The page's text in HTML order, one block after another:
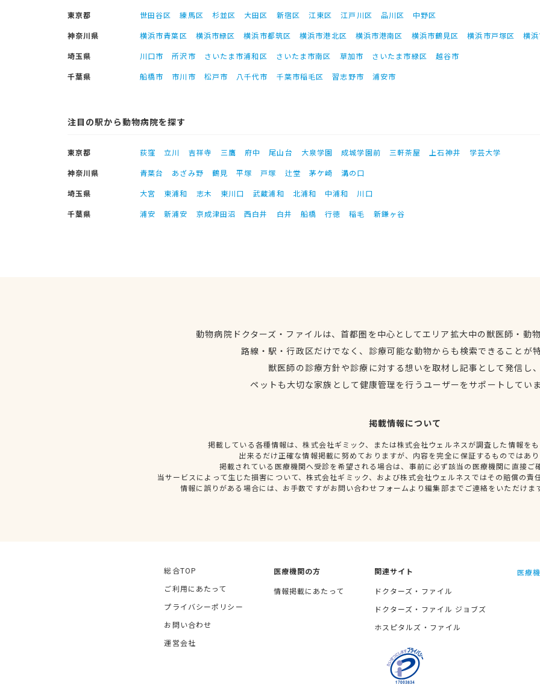
東京都 世田谷区 練馬区 杉並区 大田区 新宿区 江東区 江戸川区 品川区
中野区
神奈川県
横浜市青葉区 横浜市緑区 横浜市都筑区 横浜市港北区 横浜市港南区 横浜市鶴見区 横浜市戸塚区
横
埼玉県
川口市 所沢市 さいたま市浦和区 さいたま市南区 草加市 さいたま市緑区
越谷市
千葉県
船橋市 市川市 松戸市 八千代市 千葉市稲毛区 習志野市 浦安市
注目の駅から動物病院を探す
東京都 荻窪 立川 吉祥寺 三鷹 府中 尾山台 大泉学園 成城学園前 三軒茶屋 上石神井
学芸大学
神奈川県
青葉台 あざみ野 鶴見 平塚 戸塚 辻堂 茅ケ崎
溝の口
埼玉県
大宮 東浦和 志木 東川口 武蔵浦和 北浦和 中浦和
川口
千葉県
浦安 新浦安 京成津田沼 西白井 白井 船橋 行徳 稲毛 新鎌ヶ谷
動物病院ドクターズ・ファイルは、首都圏を中心としてエリア拡大中の獣医師・動
路線・駅・行政区だけでなく、診療可能な動物からも検索できることが
獣医師の診療方針や診療に対する想いを取材し記事として発信し
ペットも大切な家族として健康管理を行うユーザーをサポートしてい
掲載情報について
掲載している各種情報は、株式会社ギミック、または株式会社ウェルネスが調査した情報を
出来るだけ正確な情報掲載に努めておりますが、内容を完全に保証するものではあ
掲載されている医療機関へ受診を希望される場合は、事前に必ず該当の医療機関に直接ご
当サービスによって生じた損害について、株式会社ギミック、および株式会社ウェルネスではその賠償の責
情報に誤りがある場合には、お手数ですがお問い合わせフォームより編集部までご連絡をいただけま
総合TOP
ご利用にあたって
プライバシーポリシー
お問い合わせ
運営会社
医療機関の方
情報掲載にあたって
関連サイト
ドクターズ・ファイル
ドクターズ・ファイル ジョブズ
ホスピタルズ・ファイル
医療